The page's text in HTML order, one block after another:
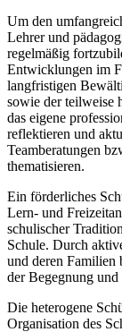
Um den
Lehrer und
regelmäßig
Entwicklungen im
langfristigen
sowie der teilweise
das eigene
reflektieren und
Teamberatungen
thematisieren.
Ein förderliches
Lern- und
schulischer
Schule. Durch
und deren Familien
der Begegnung
Die heterogene
Organisation des